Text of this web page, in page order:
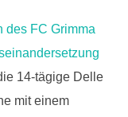
des FC Grimma
14-tägige Delle
mit einem